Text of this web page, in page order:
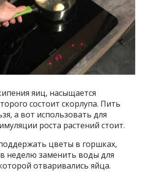
яиц, насыщается
состоит скорлупа. Пить
а вот использовать для
роста растений стоит.
цветы в горшках,
неделю заменить воды для
отваривались яйца.